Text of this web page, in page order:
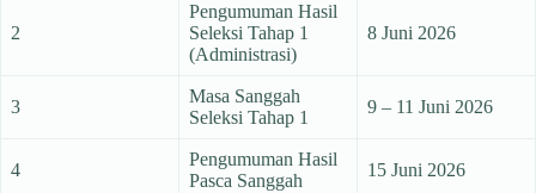
2
Pengumuman Hasil
Seleksi Tahap 1
(Administrasi)
8 Juni 2026
3
Masa Sanggah
Seleksi Tahap 1
9 – 11 Juni 2026
4
Pengumuman Hasil
Pasca Sanggah
15 Juni 2026